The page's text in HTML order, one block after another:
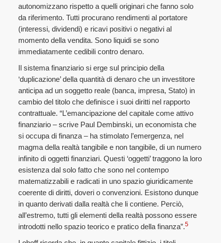
autonomizzano rispetto a quelli originari che fanno solo
da riferimento. Tutti procurano rendimenti al portatore
(interessi, dividendi) e ricavi positivi o negativi al
momento della vendita. Sono liquidi se sono
immediatamente cedibili contro denaro.
Il sistema finanziario si erge sul principio della
‘duplicazione’ della quantità di denaro che un investitore
anticipa ad un soggetto reale (banca, impresa, Stato) in
cambio del titolo che definisce i suoi diritti nel rapporto
contrattuale. “L’emancipazione del capitale come attivo
finanziario – scrive Paul Dembinski, un economista che
si occupa di finanza – ha stimolato l’emergenza, nel
magma della realtà tangibile e non tangibile, di un numero
infinito di oggetti finanziari. Questi ‘oggetti’ traggono la loro
esistenza dal solo fatto che sono nel contempo
matematizzabili e radicati in uno spazio giuridicamente
coerente di diritti, doveri o convenzioni. Esistono dunque
in quanto derivati dalla realtà che li contiene. Perciò,
all’estremo, tutti gli elementi della realtà possono essere
introdotti nello spazio teorico e pratico della finanza”.5